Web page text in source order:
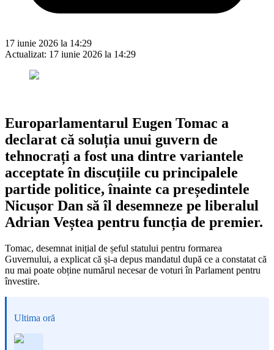
17 iunie 2026 la 14:29
Actualizat: 17 iunie 2026 la 14:29
Europarlamentarul Eugen Tomac a
declarat că soluția unui guvern de
tehnocrați a fost una dintre variantele
acceptate în discuțiile cu principalele
partide politice, înainte ca președintele
Nicușor Dan să îl desemneze pe liberalul
Adrian Veștea pentru funcția de premier.
Tomac, desemnat inițial de șeful statului pentru formarea
Guvernului, a explicat că și-a depus mandatul după ce a constatat că
nu mai poate obține numărul necesar de voturi în Parlament pentru
învestire.
Ultima oră